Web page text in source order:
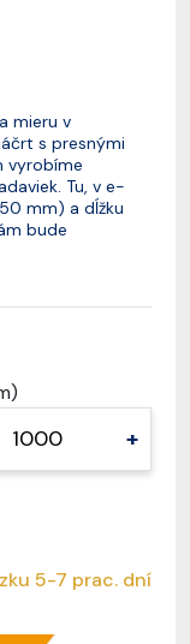
mieru v
s presnými
vyrobíme
Tu, v e-
mm) a dĺžku
bude
+
5-7 prac. dní